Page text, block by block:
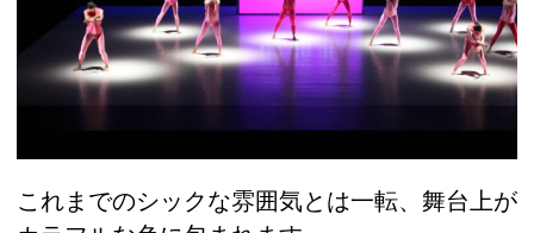
これまでのシックな雰囲気とは一転、舞台上が